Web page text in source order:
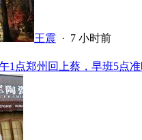
王震 · 7 小时前
1点郑州回上蔡，早班5点